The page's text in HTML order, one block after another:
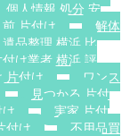
個人情報 処分 安
片付け
解体
遺品整理 横浜 比
付け業者 横浜 評
片付け
ワンス
見つかる 片付
実家 片付
付け
不用品買